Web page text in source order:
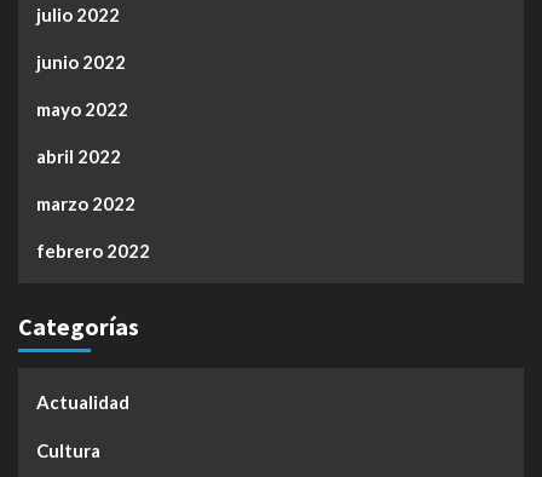
julio 2022
junio 2022
mayo 2022
abril 2022
marzo 2022
febrero 2022
Categorías
Actualidad
Cultura